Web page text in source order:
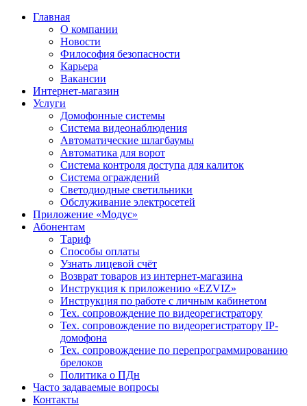
Главная
О компании
Новости
Философия безопасности
Карьера
Вакансии
Интернет-магазин
Услуги
Домофонные системы
Система видеонаблюдения
Автоматические шлагбаумы
Автоматика для ворот
Система контроля доступа для калиток
Система ограждений
Светодиодные светильники
Обслуживание электросетей
Приложение «Модус»
Абонентам
Тариф
Способы оплаты
Узнать лицевой счёт
Возврат товаров из интернет-магазина
Инструкция к приложению «EZVIZ»
Инструкция по работе с личным кабинетом
Тех. сопровождение по видеорегистратору
Тех. сопровождение по видеорегистратору IP-
домофона
Тех. сопровождение по перепрограммированию
брелоков
Политика о ПДн
Часто задаваемые вопросы
Контакты